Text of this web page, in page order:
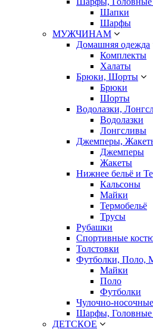
Шапки
Шарфы
МУЖЧИНАМ
Домашняя одежда
Комплекты
Халаты
Брюки, Шорты
Брюки
Шорты
Водолазки,
Водолазки
Лонгсливы
Джемперы,
Джемперы
Жакеты
Нижнее бельё и
Кальсоны
Майки
Термобельё
Трусы
Рубашки
Спортивные
Толстовки
Футболки, Поло,
Майки
Поло
Футболки
Чулочно-
Шарфы, Головные
ДЕТСКОЕ